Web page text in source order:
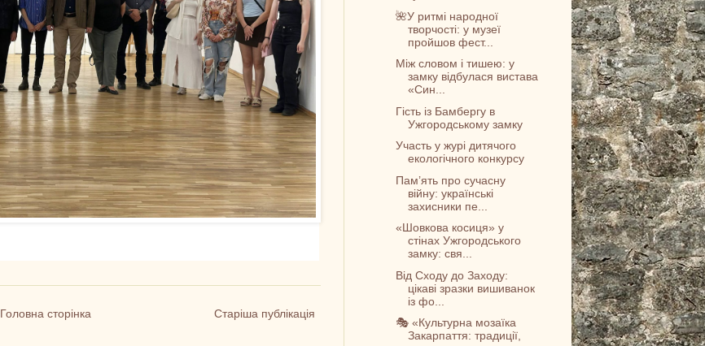
Старіша публікація
Головна сторінка
🌺У ритмі народної
творчості: у музеї
пройшов фест...
Між словом і тишею: у
замку відбулася вистава
«Син...
Гість із Бамбергу в
Ужгородському замку
Участь у журі дитячого
екологічного конкурсу
Пам’ять про сучасну
війну: українські
захисники пе...
«Шовкова косиця» у
стінах Ужгородського
замку: свя...
Від Сходу до Заходу:
цікаві зразки вишиванок
із фо...
🎭 «Культурна мозаїка
Закарпаття: традиції,